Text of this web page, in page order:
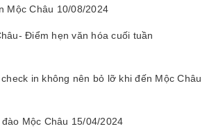
Mộc Châu 10/08/2024
Điểm hẹn văn hóa cuối tuần
in không nên bỏ lỡ khi đến Mộc Châu
Mộc Châu 15/04/2024